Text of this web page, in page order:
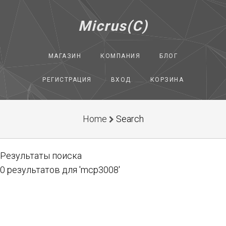
Micrus(C)
МАГАЗИН КОМПАНИЯ БЛОГ
РЕГИСТРАЦИЯ ВХОД КОРЗИНА
Home Search
Результаты поиска
0 результатов для 'mcp3008'